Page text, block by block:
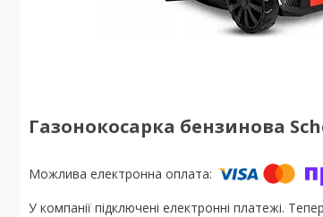
Газонокосарка бензинова
У компанії підключені електронні платежі.